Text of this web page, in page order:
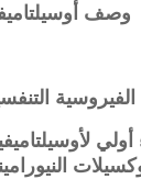
وصف
الفيروسية
أولي